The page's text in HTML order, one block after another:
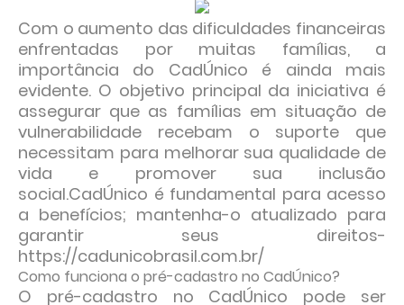
Com o aumento das dificuldades financeiras
enfrentadas por muitas famílias, a
importância do CadÚnico é ainda mais
evidente. O objetivo principal da iniciativa é
assegurar que as famílias em situação de
vulnerabilidade recebam o suporte que
necessitam para melhorar sua qualidade de
vida e promover sua inclusão
social.CadÚnico é fundamental para acesso
a benefícios; mantenha-o atualizado para
garantir seus direitos-
https://cadunicobrasil.com.br/
Como funciona o pré-cadastro no CadÚnico?
O pré-cadastro no CadÚnico pode ser